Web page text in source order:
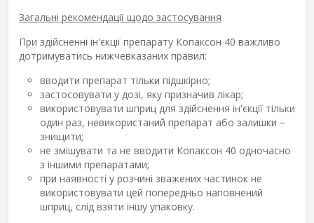
Загальні рекомендації щодо застосування
При здійсненні ін'єкції препарату Копаксон 40 важливо
дотримуватись нижчевказаних правил:
вводити препарат тільки підшкірно;
застосовувати у дозі, яку призначив лікар;
використовувати шприц для здійснення ін'єкції тільки
один раз, невикористаний препарат або залишки −
знищити;
не змішувати та не вводити Копаксон 40 одночасно
з іншими препаратами;
при наявності у розчині зважених частинок не
використовувати цей попередньо наповнений
шприц, слід взяти іншу упаковку.